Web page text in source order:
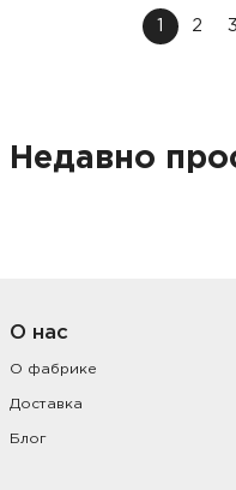
2 3
Недавно
О нас
О фабрике
Доставка
Блог